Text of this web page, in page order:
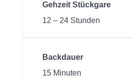
Gehzeit Stückgare
12 – 24 Stunden
Backdauer
15 Minuten